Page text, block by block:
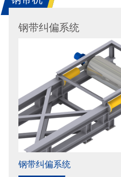
钢带纠偏系统
钢带纠偏系统